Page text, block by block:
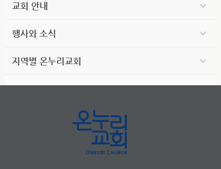
교회 안내
행사와 소식
지역별 온누리교회